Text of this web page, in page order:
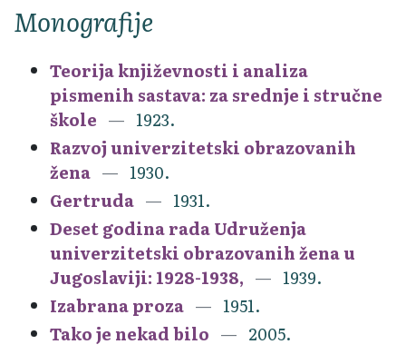
Monografije
Teorija književnosti i analiza
pismenih sastava: za srednje i stručne
škole
1923.
Razvoj univerzitetski obrazovanih
žena
1930.
Gertruda
1931.
Deset godina rada Udruženja
univerzitetski obrazovanih žena u
Jugoslaviji: 1928-1938,
1939.
Izabrana proza
1951.
Tako je nekad bilo
2005.